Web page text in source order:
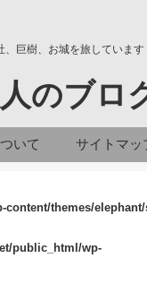
、巨樹、お城を旅しています
のブロ
いて サイトマッ
themes/
public_html/wp-